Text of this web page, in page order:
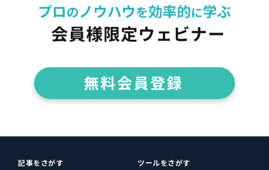
記事をさがす
ツールをさがす